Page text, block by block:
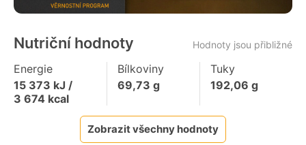
Nutriční hodnoty Hodnoty jsou přibližné
Energie
15 373 kJ /
3 674 kcal
Bílkoviny
69,73 g
Tuky
192,06 g
Zobrazit všechny hodnoty